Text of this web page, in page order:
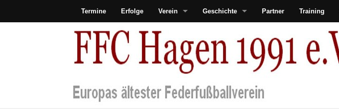
Termine Erfolge Verein Geschichte Partner Training